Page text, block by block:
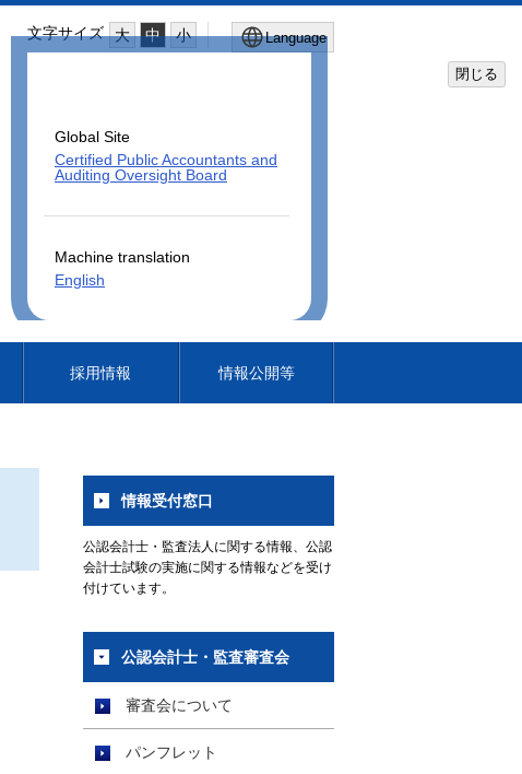
文字サイズ 大 中 小 Language
Global Site
Certified Public Accountants and
Auditing Oversight Board
Machine translation
English
閉じる
採用情報 情報公開等
情報受付窓口
公認会計士・監査法人に関する情報、公認
会計士試験の実施に関する情報などを受け
付けています。
公認会計士・監査審査会
審査会について
パンフレット